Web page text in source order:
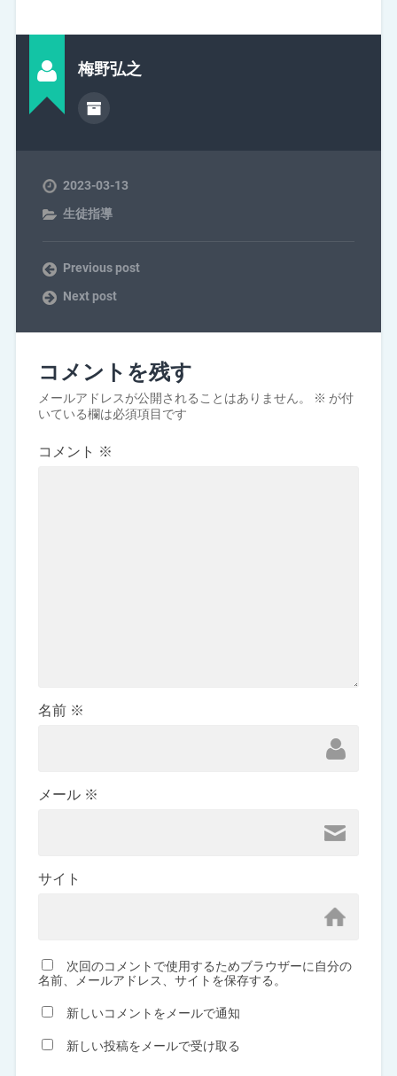
梅野弘之
2023-03-13
生徒指導
Previous post
Next post
コメントを残す
メールアドレスが公開されることはありません。 ※ が付
いている欄は必須項目です
コメント ※
名前 ※
メール ※
サイト
次回のコメントで使用するためブラウザーに自分の
名前、メールアドレス、サイトを保存する。
新しいコメントをメールで通知
新しい投稿をメールで受け取る